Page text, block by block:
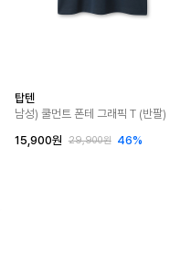
탑텐
남성) 쿨먼트 폰테 그래픽 T (반팔)
15,900원
29,900원 46%